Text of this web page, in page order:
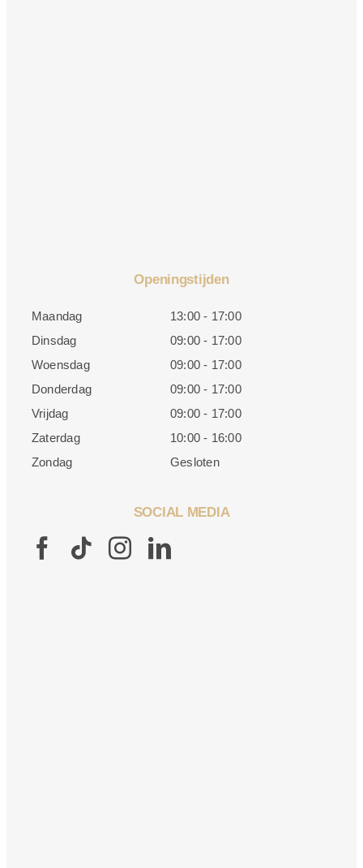
Openingstijden
Maandag
13:00 - 17:00
Dinsdag
09:00 - 17:00
Woensdag
09:00 - 17:00
Donderdag
09:00 - 17:00
Vrijdag
09:00 - 17:00
Zaterdag
10:00 - 16:00
Zondag
Gesloten
SOCIAL MEDIA